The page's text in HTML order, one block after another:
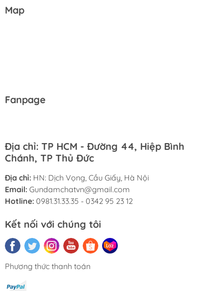
Map
Fanpage
Địa chỉ: TP HCM - Đường 44, Hiệp Bình
Chánh, TP Thủ Đức
Địa chỉ: HN: Dịch Vọng, Cầu Giấy, Hà Nội
Email: Gundamchatvn@gmail.com
Hotline: 0981.31.33.35 - 0342 95 23 12
Kết nối với chúng tôi
Phương thức thanh toán